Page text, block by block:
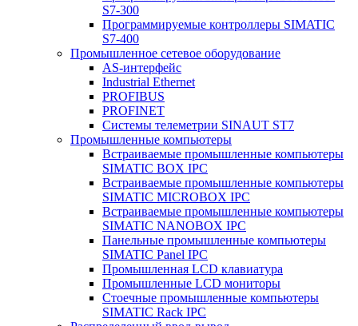
S7-300
Программируемые контроллеры SIMATIC
S7-400
Промышленное сетевое оборудование
AS-интерфейс
Industrial Ethernet
PROFIBUS
PROFINET
Системы телеметрии SINAUT ST7
Промышленные компьютеры
Встраиваемые промышленные компьютеры
SIMATIC BOX IPC
Встраиваемые промышленные компьютеры
SIMATIC MICROBOX IPC
Встраиваемые промышленные компьютеры
SIMATIC NANOBOX IPC
Панельные промышленные компьютеры
SIMATIC Panel IPC
Промышленная LCD клавиатура
Промышленные LCD мониторы
Стоечные промышленные компьютеры
SIMATIC Rack IPC